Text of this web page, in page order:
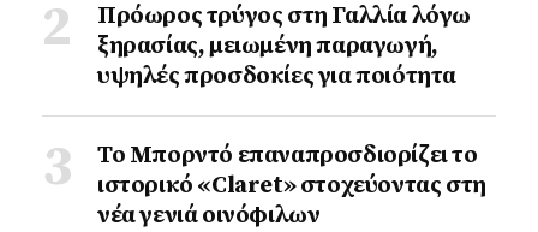
Πρόωρος τρύγος στη Γαλλία λόγω
ξηρασίας, μειωμένη παραγωγή,
υψηλές προσδοκίες για ποιότητα
Το Μπορντό επαναπροσδιορίζει το
ιστορικό «Claret» στοχεύοντας στη
νέα γενιά οινόφιλων